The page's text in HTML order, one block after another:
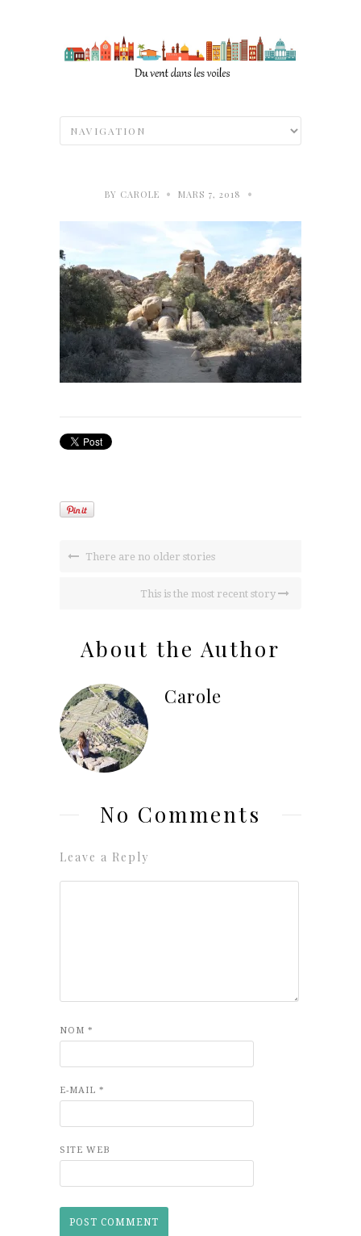
BY CAROLE • MARS 7, 2018 •
There are no older stories
This is the most recent story
About the Author
Carole
No Comments
Leave a Reply
NOM *
E-MAIL *
SITE WEB